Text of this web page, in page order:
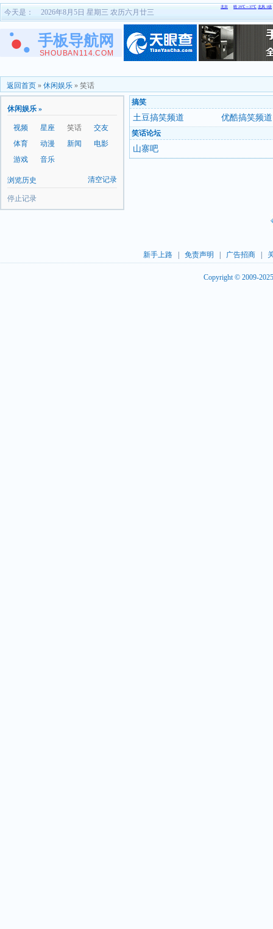
今天是： 2026年8月5日 星期三 农历六月廿三
返回首页 » 休闲娱乐 » 笑话
休闲娱乐 »
视频 星座 笑话
交友
体育
动漫 新闻
电影
游戏
音乐
浏览历史 清空记录
停止记录
搞笑
土豆搞笑频道 优酷搞笑频道
笑话论坛
山寨吧
新手上路| 免责声明 广告招商|
Copyright © 2009-